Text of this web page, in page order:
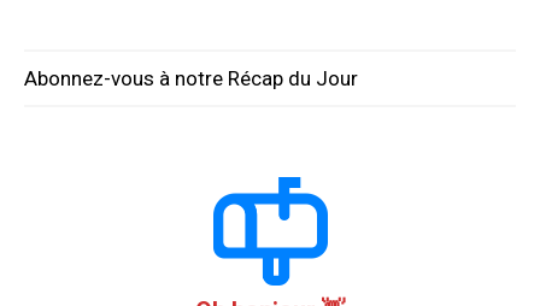
Abonnez-vous à notre Récap du Jour